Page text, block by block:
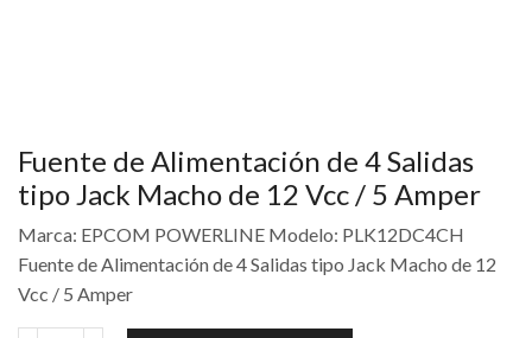
Fuente de Alimentación de 4 Salidas
tipo Jack Macho de 12 Vcc / 5 Amper
Marca: EPCOM POWERLINE Modelo: PLK12DC4CH
Fuente de Alimentación de 4 Salidas tipo Jack Macho de 12
Vcc / 5 Amper